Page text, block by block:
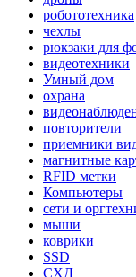
робототехника
чехлы
рюкзаки для
видеотехники
Умный дом
охрана
повторители
приемники
магнитные
RFID метки
Компьютеры
сети и
мыши
коврики
SSD
СХД